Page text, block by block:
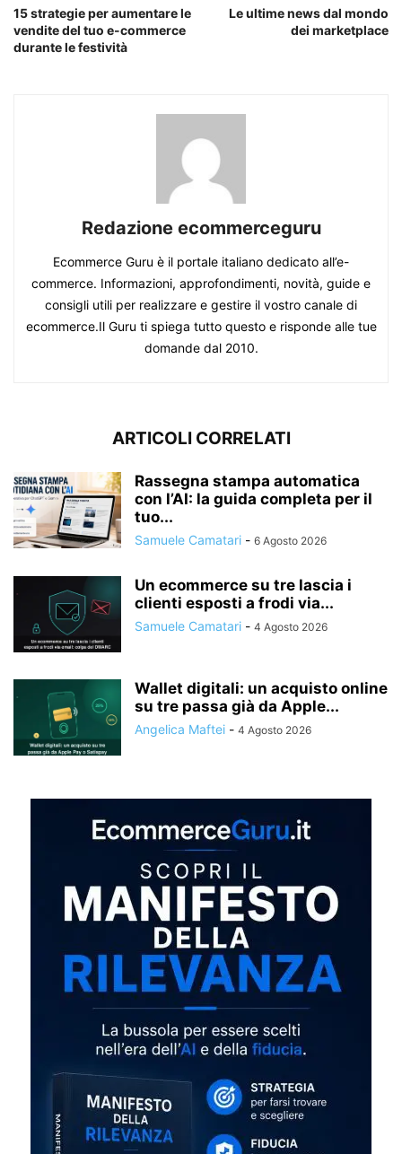
15 strategie per aumentare le
vendite del tuo e-commerce
durante le festività
Le ultime news dal mondo
dei marketplace
Redazione ecommerceguru
Ecommerce Guru è il portale italiano dedicato all’e-
commerce. Informazioni, approfondimenti, novità, guide e
consigli utili per realizzare e gestire il vostro canale di
ecommerce.Il Guru ti spiega tutto questo e risponde alle tue
domande dal 2010.
ARTICOLI CORRELATI
Rassegna stampa automatica
con l’AI: la guida completa per il
tuo...
Samuele Camatari - 6 Agosto 2026
Un ecommerce su tre lascia i
clienti esposti a frodi via...
Samuele Camatari - 4 Agosto 2026
Wallet digitali: un acquisto online
su tre passa già da Apple...
Angelica Maftei - 4 Agosto 2026